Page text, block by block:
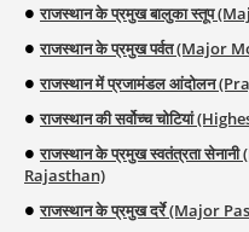
राजस्थान के प्रमुख बालुका स्तूप
राजस्थान के प्रमुख पर्वत (Major
राजस्थान में प्रजामंडल आंदोलन
राजस्थान की सर्वोच्च चोटियां
राजस्थान के प्रमुख स्वतंत्रता
Rajasthan)
राजस्थान के प्रमुख दर्रे (Major